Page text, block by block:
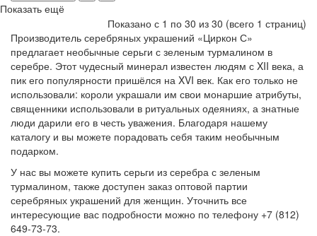
Показать ещё
Показано с 1 по 30 из 30 (всего 1 страниц)
Производитель серебряных украшений «Циркон С»
предлагает необычные серьги с зеленым турмалином в
серебре. Этот чудесный минерал известен людям с XII века, а
пик его популярности пришёлся на XVI век. Как его только не
использовали: короли украшали им свои монаршие атрибуты,
священники использовали в ритуальных одеяниях, а знатные
люди дарили его в честь уважения. Благодаря нашему
каталогу и вы можете порадовать себя таким необычным
подарком.
У нас вы можете купить серьги из серебра с зеленым
турмалином, также доступен заказ оптовой партии
серебряных украшений для женщин. Уточнить все
интересующие вас подробности можно по телефону +7 (812)
649-73-73.